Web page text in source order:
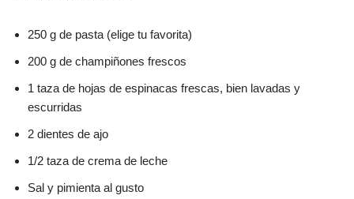
250 g de pasta (elige tu favorita)
200 g de champiñones frescos
1 taza de hojas de espinacas frescas, bien lavadas y
escurridas
2 dientes de ajo
1/2 taza de crema de leche
Sal y pimienta al gusto